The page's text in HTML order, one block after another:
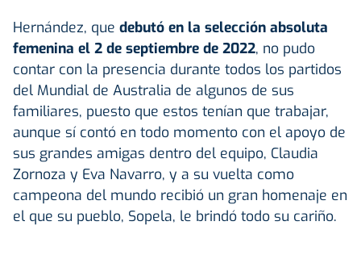
Hernández, que debutó en la selección absoluta
femenina el 2 de septiembre de 2022, no pudo
contar con la presencia durante todos los partidos
del Mundial de Australia de algunos de sus
familiares, puesto que estos tenían que trabajar,
aunque sí contó en todo momento con el apoyo de
sus grandes amigas dentro del equipo, Claudia
Zornoza y Eva Navarro, y a su vuelta como
campeona del mundo recibió un gran homenaje en
el que su pueblo, Sopela, le brindó todo su cariño.